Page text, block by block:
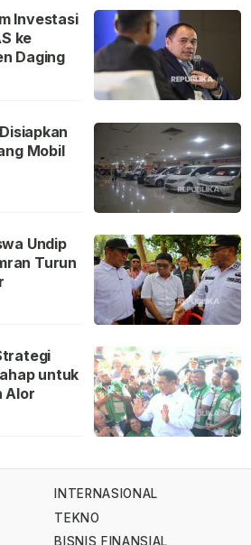
Investasi
ke
Daging
Mobil
Undip
Turun
untuk
Alor
INTERNASIONAL
TEKNO
BISNIS FINANSIAL